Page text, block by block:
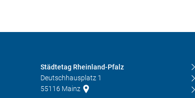
Städtetag Rheinland-Pfalz
Deutschhausplatz 1
55116 Mainz